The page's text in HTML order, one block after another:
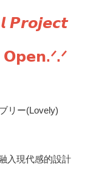
リー(Lovely)
入現代感的設計